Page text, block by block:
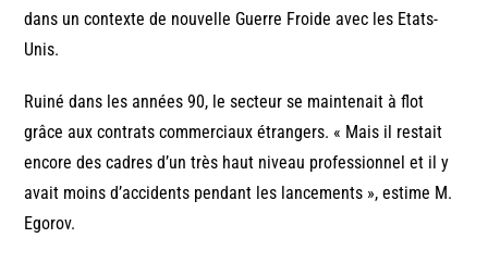
dans un contexte de nouvelle Guerre Froide avec les Etats-
Unis.
Ruiné dans les années 90, le secteur se maintenait à flot
grâce aux contrats commerciaux étrangers. « Mais il restait
encore des cadres d’un très haut niveau professionnel et il y
avait moins d’accidents pendant les lancements », estime M.
Egorov.